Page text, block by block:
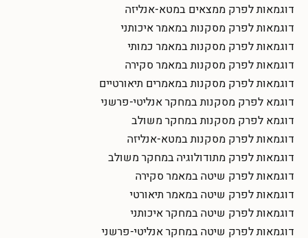
דוגמאות לפרק ממצאים במטא-אנליזה
דוגמאות לפרק מסקנות במאמר איכותני
דוגמאות לפרק מסקנות במאמר כמותי
דוגמאות לפרק מסקנות במאמר סקירה
דוגמאות לפרק מסקנות במאמרים תיאורטיים
דוגמא לפרק מסקנות במחקר אנליטי-פרשני
דוגמא לפרק מסקנות במחקר משולב
דוגמאות לפרק מסקנות במטא-אנליזה
דוגמאות לפרק מתודולוגיה במחקר משולב
דוגמאות לפרק שיטה במאמר סקירה
דוגמאות לפרק שיטה במאמר תיאורטי
דוגמאות לפרק שיטה במחקר איכותני
דוגמאות לפרק שיטה במחקר אנליטי-פרשני